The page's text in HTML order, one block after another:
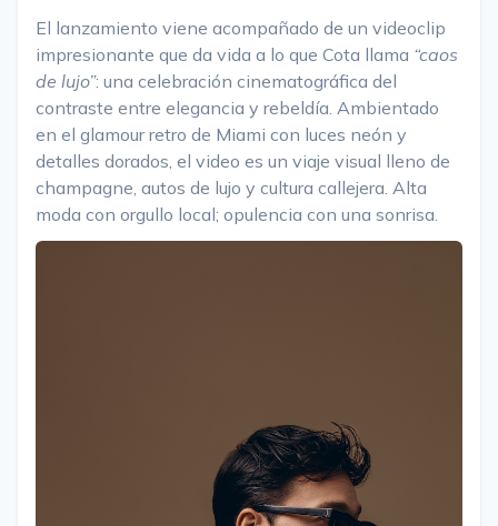
El lanzamiento viene acompañado de un videoclip
impresionante que da vida a lo que Cota llama “caos
de lujo”: una celebración cinematográfica del
contraste entre elegancia y rebeldía. Ambientado
en el glamour retro de Miami con luces neón y
detalles dorados, el video es un viaje visual lleno de
champagne, autos de lujo y cultura callejera. Alta
moda con orgullo local; opulencia con una sonrisa.